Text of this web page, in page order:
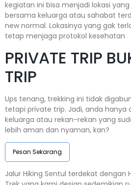
kegiatan ini bisa menjadi lokasi
bersama keluarga atau sahabat
new normal. Lokasinya yang gak
tetap menjaga protokol kesehatan
PRIVATE TRIP
TRIP
Ups tenang, trekking ini tidak
tetapi private trip. Jadi, anda hanya
keluarga atau rekan-rekan yang
lebih aman dan nyaman, kan?
Pesan Sekarang
Jalur Hiking Sentul terdekat dengan